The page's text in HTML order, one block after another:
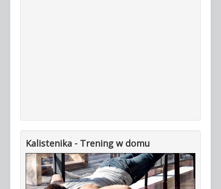
Kalistenika - Trening w domu